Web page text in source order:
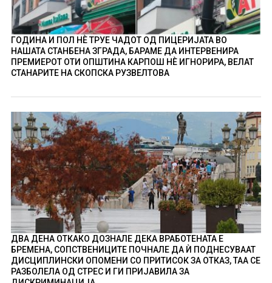
ГОДИНА И ПОЛ НÈ ТРУЕ ЧАДОТ ОД ПИЦЕРИЈАТА ВО
НАШАТА СТАНБЕНА ЗГРАДА, БАРАМЕ ДА ИНТЕРВЕНИРА
ПРЕМИЕРОТ ОТИ ОПШТИНА КАРПОШ НÈ ИГНОРИРА, ВЕЛАТ
СТАНАРИТЕ НА СКОПСКА РУЗВЕЛТОВА
ДВА ДЕНА ОТКАКО ДОЗНАЛЕ ДЕКА ВРАБОТЕНАТА Е
БРЕМЕНА, СОПСТВЕНИЦИТЕ ПОЧНАЛЕ ДА Ѝ ПОДНЕСУВААТ
ДИСЦИПЛИНСКИ ОПОМЕНИ СО ПРИТИСОК ЗА ОТКАЗ, ТАА СЕ
РАЗБОЛЕЛА ОД СТРЕС И ГИ ПРИЈАВИЛА ЗА